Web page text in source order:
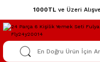
1000TLve Üzeri